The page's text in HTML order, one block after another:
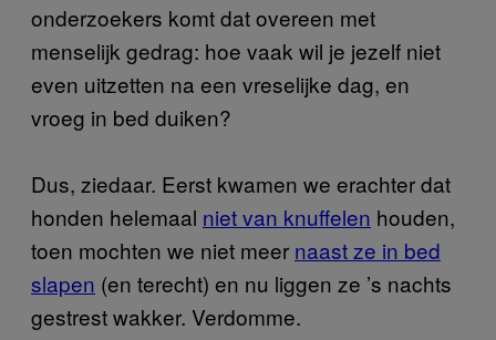
onderzoekers komt dat overeen met
menselijk gedrag: hoe vaak wil je jezelf niet
even uitzetten na een vreselijke dag, en
vroeg in bed duiken?
Dus, ziedaar. Eerst kwamen we erachter dat
honden helemaal niet van knuffelen houden,
toen mochten we niet meer naast ze in bed
slapen (en terecht) en nu liggen ze ’s nachts
gestrest wakker. Verdomme.